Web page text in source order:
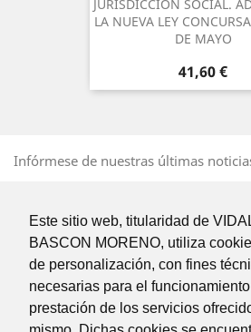
Este sitio web, titularidad de
BASCON MORENO, utiliza
de personalización, con fines
necesarias para el
prestación de los servicios
JURISDICCIÓN SOCIAL.
LA NUEVA LEY
DE MAYO
Precio
41,60 €
Infórmese de nuestras últimas
Puede darse de baja en cualquier
deberá dirigirse a
He leído y acepto las condiciones de la
legalytérminos y condiciones.